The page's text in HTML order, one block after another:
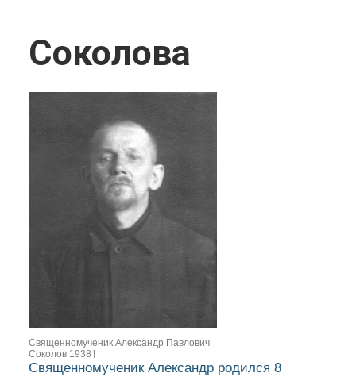
Соколова
Священномученик Александр Павлович
Соколов 1938†
Священномученик Александр родился 8